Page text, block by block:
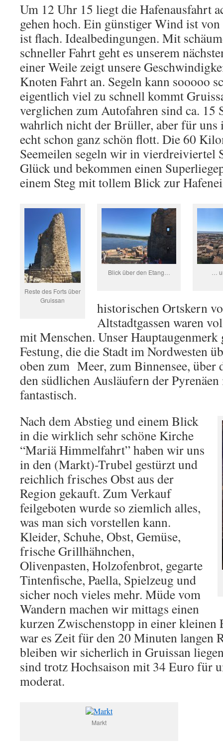
Um 12 Uhr 15 liegt die Hafenausfahrt
gehen hoch. Ein günstiger Wind ist
ist flach. Idealbedingungen. Mit
schneller Fahrt geht es unserem
einer Weile zeigt unsere
Knoten Fahrt an. Segeln kann sooooo
eigentlich viel zu schnell kommt
verglichen zum Autofahren sind ca. 15
wahrlich nicht der Brüller, aber für uns
echt schon ganz schön flott. Die 60
Seemeilen segeln wir in vierdreiviertel
Glück und bekommen einen
einem Steg mit tollem Blick zur
Reste des Forts über
Gruissan
Blick über den Etang… …
historischen Ortskern
Altstadtgassen waren
mit Menschen. Unser
Festung, die die Stadt im Nordwesten
oben zum Meer, zum Binnensee,
den südlichen Ausläufern der
fantastisch.
Nach dem Abstieg und einem Blick
in die wirklich sehr schöne Kirche
“Mariä Himmelfahrt” haben wir uns
in den (Markt)-Trubel gestürzt und
reichlich frisches Obst aus der
Region gekauft. Zum Verkauf
feilgeboten wurde so ziemlich alles,
was man sich vorstellen kann.
Kleider, Schuhe, Obst, Gemüse,
frische Grillhähnchen,
Olivenpasten, Holzofenbrot, gegarte
Tintenfische, Paella, Spielzeug und
sicher noch vieles mehr. Müde vom
Wandern machen wir mittags einen
kurzen Zwischenstopp in einer kleinen
war es Zeit für den 20 Minuten langen
bleiben wir sicherlich in Gruissan
sind trotz Hochsaison mit 34 Euro für
moderat.
Markt